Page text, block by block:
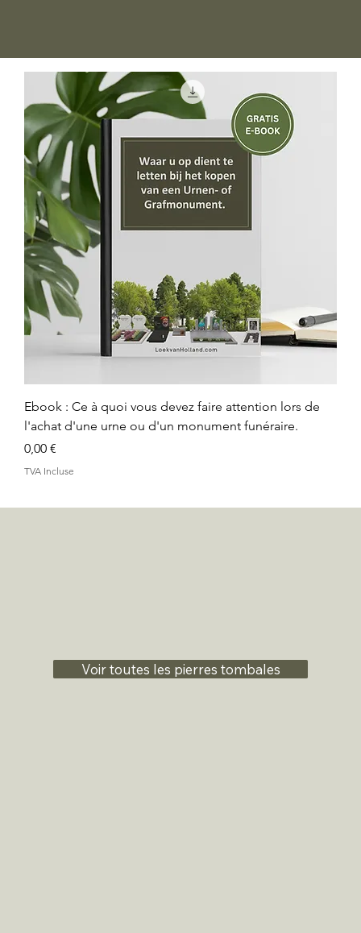
Ebook : Ce à quoi vous devez faire attention lors de
l'achat d'une urne ou d'un monument funéraire.
Prix
0,00 €
TVA Incluse
Voir toutes les pierres tombales